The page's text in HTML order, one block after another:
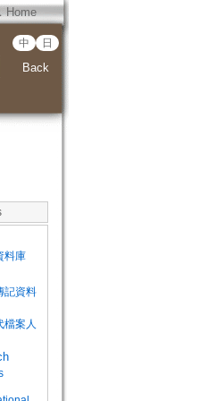
Home
中 日
Back
料庫
記資料
檔案人